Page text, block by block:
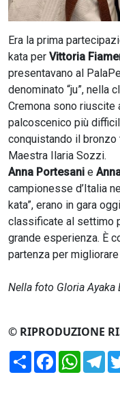
Era la prima
kata per Vittoria
presentavano al
denominato “ju”, nella
Cremona sono riuscite
palcoscenico più
conquistando il
Maestra Ilaria Sozzi.
Anna Portesani e
campionesse d’Italia
kata”, erano in gara
classificate al settimo
grande esperienza. È
partenza per migliorare
Nella foto Gloria
© RIPRODUZIONE
CondividiFacebook